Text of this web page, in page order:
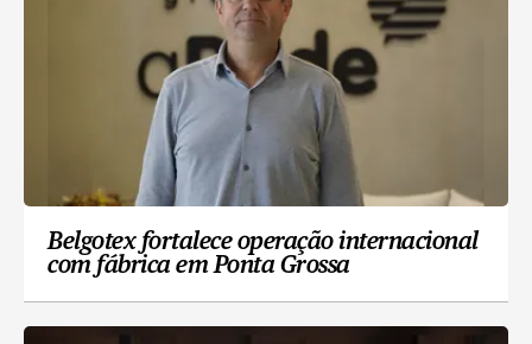
Belgotex fortalece operação internacional
com fábrica em Ponta Grossa